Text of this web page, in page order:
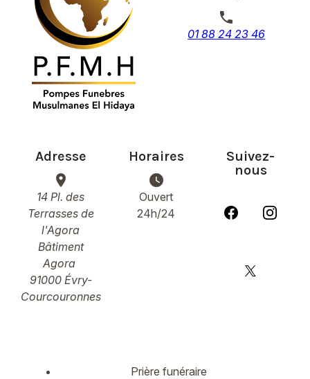
phone
01 88 24 23 46
Adresse
place
14 Pl. des
Terrasses de
l'Agora
Bâtiment
Agora
91000 Évry-
Courcouronnes
Horaires
watch_later
Ouvert
24h/24
Suivez-
nous
Prière funéraire